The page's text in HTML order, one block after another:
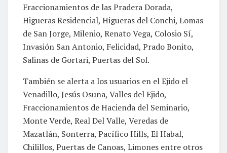
Fraccionamientos de las Pradera Dorada,
Higueras Residencial, Higueras del Conchi, Lomas
de San Jorge, Milenio, Renato Vega, Colosio Sí,
Invasión San Antonio, Felicidad, Prado Bonito,
Salinas de Gortari, Puertas del Sol.
También se alerta a los usuarios en el Ejido el
Venadillo, Jesús Osuna, Valles del Ejido,
Fraccionamientos de Hacienda del Seminario,
Monte Verde, Real Del Valle, Veredas de
Mazatlán, Sonterra, Pacífico Hills, El Habal,
Chilillos, Puertas de Canoas, Limones entre otros